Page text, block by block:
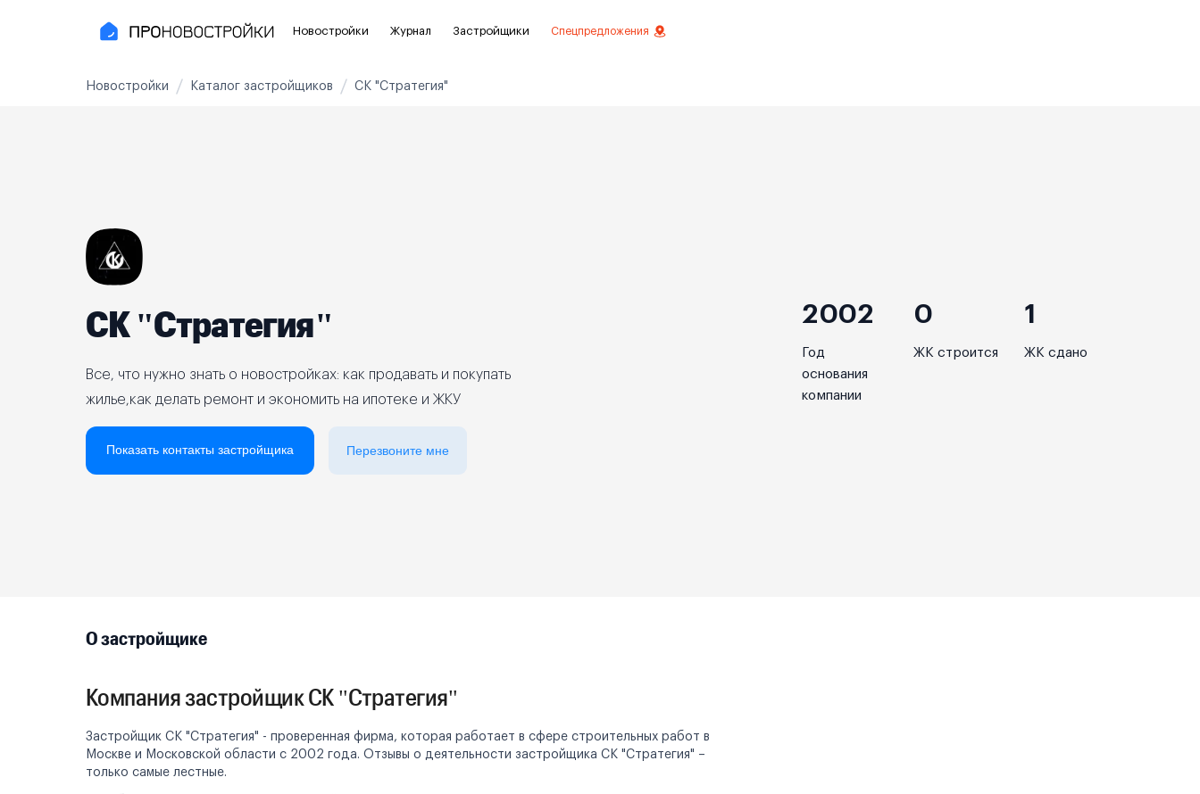
Новостройки
Рядом с МЦК
Рядом с метро
На карте
Реклама на сайте
Журнал Застройщики Спецпредложения
Новостройки Каталог застройщиков СК "Стратегия"
СК "Стратегия"
Все, что нужно знать о новостройках: как продавать и покупать
жилье,как делать ремонт и экономить на ипотеке и ЖКУ
Показать контакты застройщика Перезвоните мне
2002
Год
основания
компании
0
ЖК строится
1
ЖК сдано
О застройщике
Компания застройщик СК "Стратегия"
Застройщик СК "Стратегия" - проверенная фирма, которая работает в сфере строительных работ в
Москве и Московской области с 2002 года. Отзывы о деятельности застройщика СК "Стратегия" –
только самые лестные.